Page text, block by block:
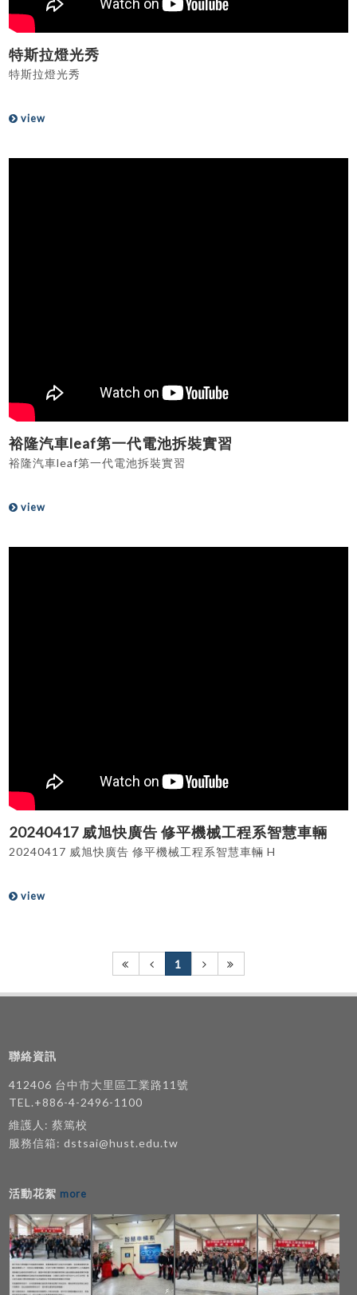
特斯拉燈光秀
特斯拉燈光秀
view
裕隆汽車leaf第一代電池拆裝實習
裕隆汽車leaf第一代電池拆裝實習
view
20240417 威旭快廣告 修平機械工程系智慧車輛
20240417 威旭快廣告 修平機械工程系智慧車輛 H
view
1
聯絡資訊
412406 台中市大里區工業路11號
TEL.+886-4-2496-1100
維護人: 蔡篤校
服務信箱: dstsai@hust.edu.tw
活動花絮 more